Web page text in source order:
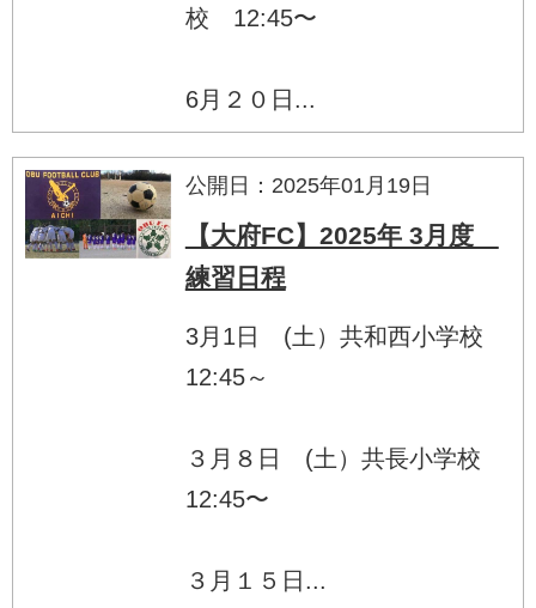
校 12:45〜
6月２０日...
公開日：2025年01月19日
【大府FC】2025年 3月度
練習日程
3月1日 (土）共和西小学校
12:45～
３月８日 (土）共長小学校
12:45〜
３月１５日...